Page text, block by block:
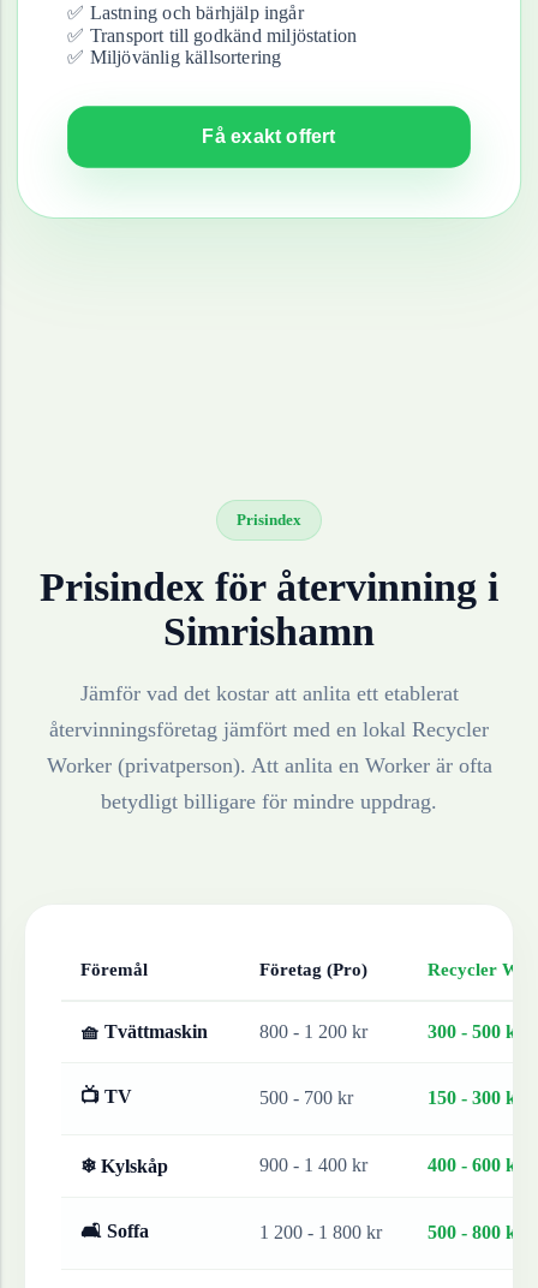
✅ Lastning och bärhjälp ingår
✅ Transport till godkänd miljöstation
✅ Miljövänlig källsortering
Få exakt offert
Prisindex
Prisindex för återvinning i
Simrishamn
Jämför vad det kostar att anlita ett etablerat
återvinningsföretag jämfört med en lokal Recycler
Worker (privatperson). Att anlita en Worker är ofta
betydligt billigare för mindre uppdrag.
Föremål Företag (Pro) Recycler
🧺 Tvättmaskin 800 - 1 200 kr 300 - 500 kr
📺 TV 500 - 700 kr 150 - 300 kr
❄ Kylskåp 900 - 1 400 kr 400 - 600 kr
🛋 Soffa 1 200 - 1 800 kr 500 - 800 kr